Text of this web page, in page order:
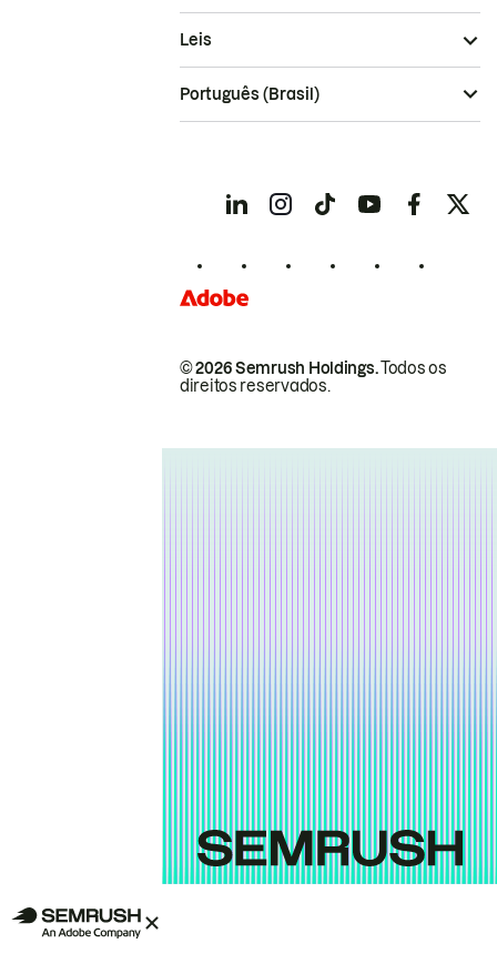
© 2026 Semrush Holdings.Todos os
direitos reservados.
Leis
Português (Brasil)